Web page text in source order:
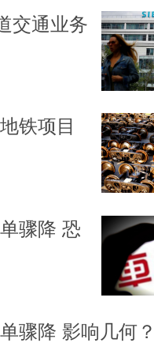
交通业务
铁项目
骤降 恐
骤降 影响几何